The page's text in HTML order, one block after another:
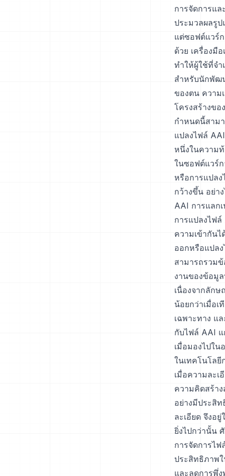
การจัดการแ
ประมวลผลรู
แต่ซอฟต์แวร์
ด้วย เครื่องมื
ทำให้ผู้ใช้ที่จำ
สำหรับนักพัฒ
ของตน ความ
โครงสร้างข
กำหนดนี้สาม
แปลงไฟล์
หนึ่งในความ
ในซอฟต์แวร์
หรือการแปล
กว้างขึ้น อย่า
AAI การแลก
การแปลงไฟ
ความเข้ากัน
ออกหรือแปล
สามารถรวม
งานของข้อมู
เนื่องจากลัก
น้อยกว่าเมื่อ
เฉพาะทาง แ
กับไฟล์ AAI
เมื่อมองไปใ
ในเทคโนโล
เมื่อความละ
ความคิดสร้า
อย่างมีประสิ
ละเอียด จึงอ
ยิ่งไปกว่านั้น
การจัดการไ
ประสิทธิภาพ
และลดการพึ่